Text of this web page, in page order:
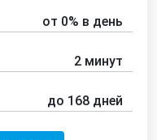
от 0% в день
2 минут
до 168 дней